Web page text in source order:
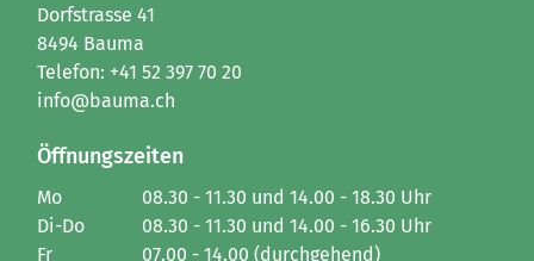
Dorfstrasse 41
8494 Bauma
Telefon: +41 52 397 70 20
info@bauma.ch
Öffnungszeiten
Mo
08.30 - 11.30 und 14.00 - 18.30 Uhr
Di-Do
08.30 - 11.30 und 14.00 - 16.30 Uhr
Fr
07.00 - 14.00 (durchgehend)